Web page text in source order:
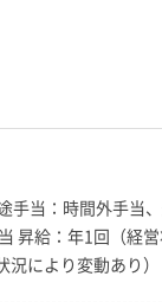
手当：時間外手当
昇給：年1回（経
により変動あり）